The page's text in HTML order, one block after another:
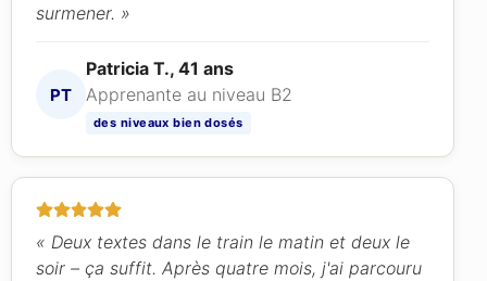
surmener. »
PT
Patricia T., 41 ans
Apprenante au niveau B2
des niveaux bien dosés
« Deux textes dans le train le matin et deux le
soir – ça suffit. Après quatre mois, j'ai parcouru